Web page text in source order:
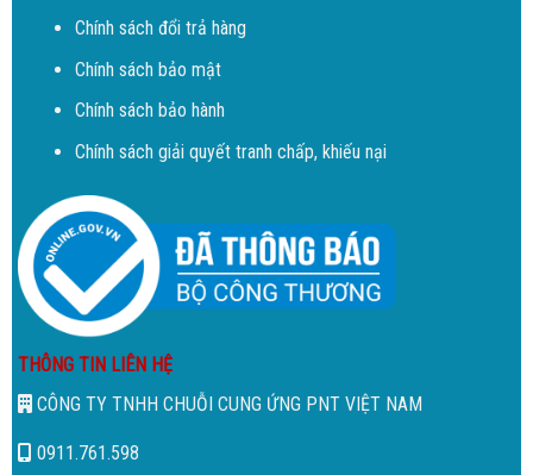
Chính sách đổi trả hàng
Chính sách bảo mật
Chính sách bảo hành
Chính sách giải quyết tranh chấp, khiếu nại
THÔNG TIN LIÊN HỆ
CÔNG TY TNHH CHUỖI CUNG ỨNG PNT VIỆT NAM
0911.761.598